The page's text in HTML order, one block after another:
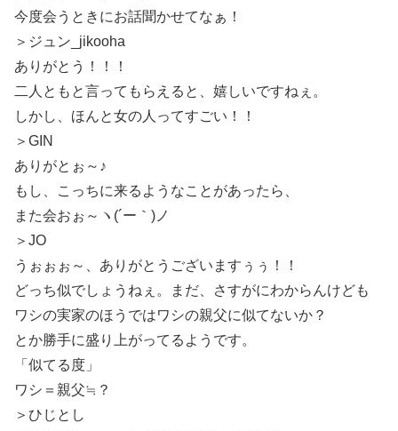
今度会うときにお話聞かせてなぁ！
＞ジュン_jikooha
ありがとう！！！
二人ともと言ってもらえると、嬉しいですねぇ。
しかし、ほんと女の人ってすごい！！
＞GIN
ありがとぉ～♪
もし、こっちに来るようなことがあったら、
また会おぉ～ヽ(´ー｀)ノ
＞JO
うぉぉぉ～、ありがとうございますぅぅ！！
どっち似でしょうねぇ。まだ、さすがにわからんけども
ワシの実家のほうではワシの親父に似てないか？
とか勝手に盛り上がってるようです。
「似てる度」
ワシ＝親父≒？
＞ひじとし